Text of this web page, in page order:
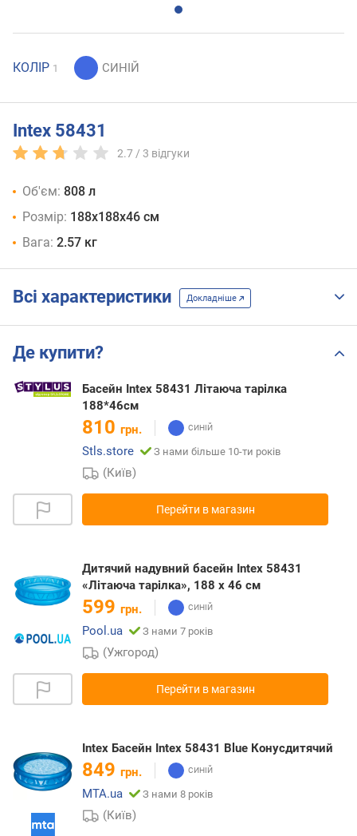
КОЛІР 1
Intex 58431
2.7 / 3 відгуки
Об'єм: 808 л
Розмір: 188х188х46 см
Вага: 2.57 кг
Всі характеристики Докладніше
Де купити?
Басейн Intex 58431 Літаюча тарілка
188*46см
810 грн.
Stls.store
З нами більше 10-ти років
(Київ)
Перейти в магазин
Дитячий надувний басейн Intex 58431
«Літаюча тарілка», 188 х 46 см
599 грн.
Pool.ua
З нами 7 років
(Ужгород)
Перейти в магазин
Intex Басейн Intex 58431 Blue Конусдитячий
849 грн.
MTA.ua
З нами 8 років
(Київ)